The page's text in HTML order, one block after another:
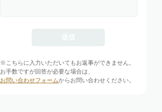
※こちらに入力いただいてもお返事ができません。
お手数ですが回答が必要な場合は、
お問い合わせフォームからお問い合わせください。